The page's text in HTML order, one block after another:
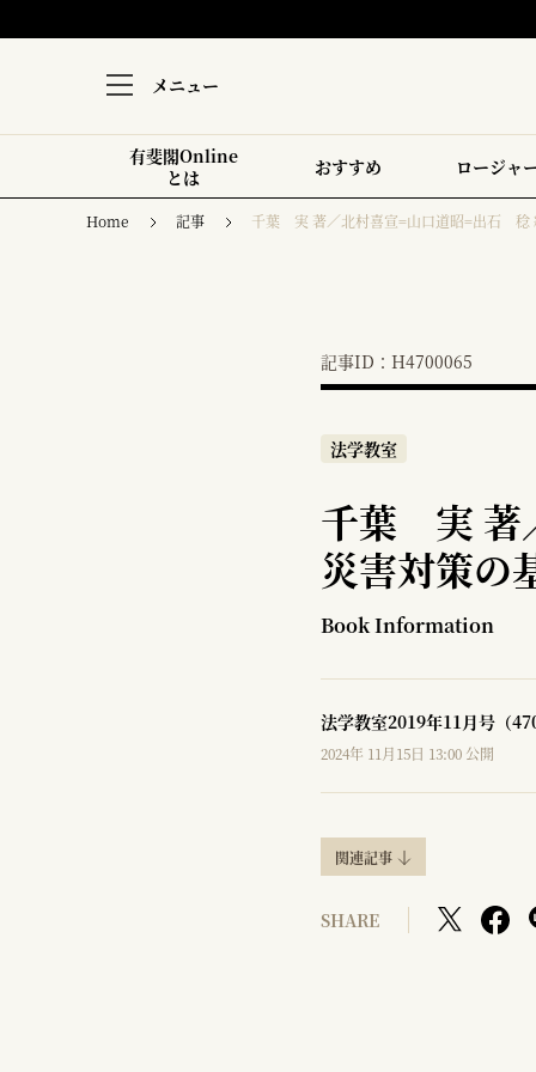
メニュー
有斐閣Online
とは
おすすめ ロージャ
Home 記事 千葉 実 著／北村喜宣=山口道昭=出石 稔
記事ID：H4700065
法学教室
千葉 実 著
災害対策の
Book Information
法学教室2019年11月号（
2024年 11月15日 13:00 公開
関連記事
SHARE